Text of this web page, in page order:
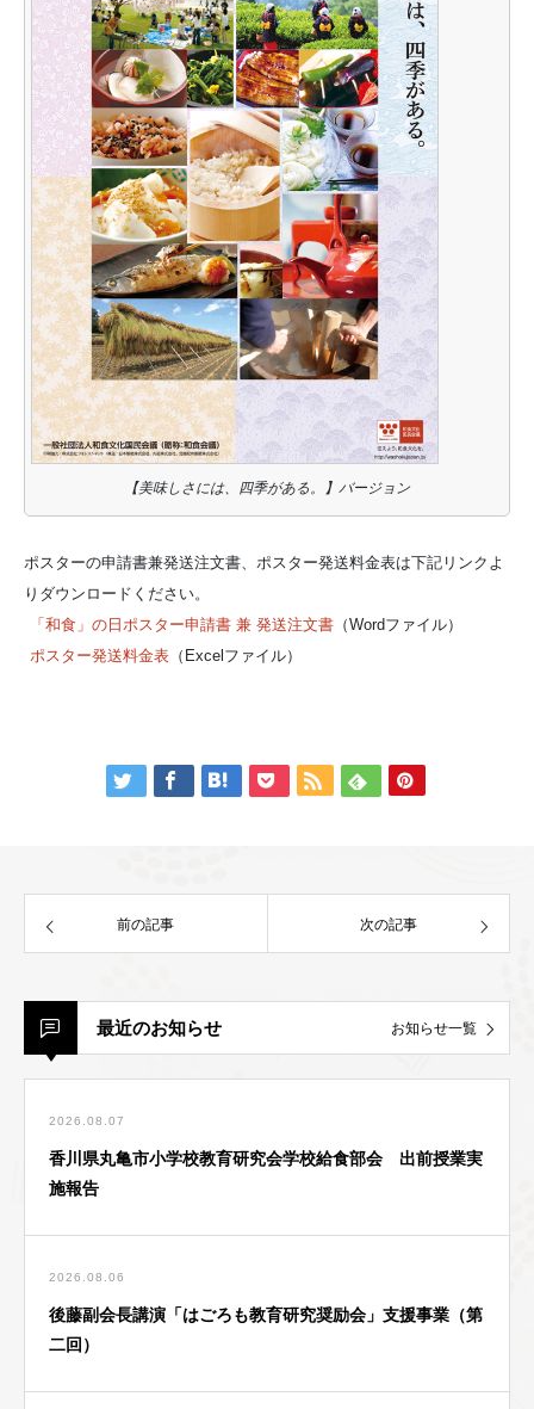
【美味しさには、四季がある。】バージョン
ポスターの申請書兼発送注文書、ポスター発送料金表は下記リンクよ
りダウンロードください。
「和食」の日ポスター申請書 兼 発送注文書 （Wordファイル）
ポスター発送料金表 （Excelファイル）
前の記事 次の記事
最近のお知らせ お知らせ一覧
2026.08.07
香川県丸亀市小学校教育研究会学校給食部会 出前授業実
施報告
2026.08.06
後藤副会長講演「はごろも教育研究奨励会」支援事業（第
二回）